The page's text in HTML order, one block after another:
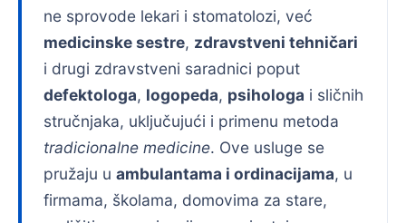
ne sprovode lekari i stomatolozi, već
medicinske sestre, zdravstveni tehničari
i drugi zdravstveni saradnici poput
defektologa, logopeda, psihologa i sličnih
stručnjaka, uključujući i primenu metoda
tradicionalne medicine. Ove usluge se
pružaju u ambulantama i ordinacijama, u
firmama, školama, domovima za stare,